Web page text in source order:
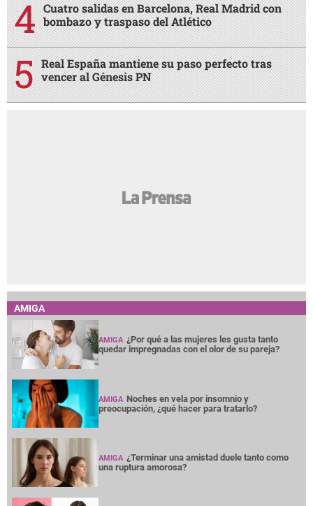
Cuatro salidas en Barcelona, Real Madrid con
bombazo y traspaso del Atlético
Real España mantiene su paso perfecto tras
vencer al Génesis PN
AMIGA
AMIGA ¿Por qué a las mujeres les gusta tanto
quedar impregnadas con el olor de su pareja?
AMIGA Noches en vela por insomnio y
preocupación, ¿qué hacer para tratarlo?
AMIGA ¿Terminar una amistad duele tanto como
una ruptura amorosa?